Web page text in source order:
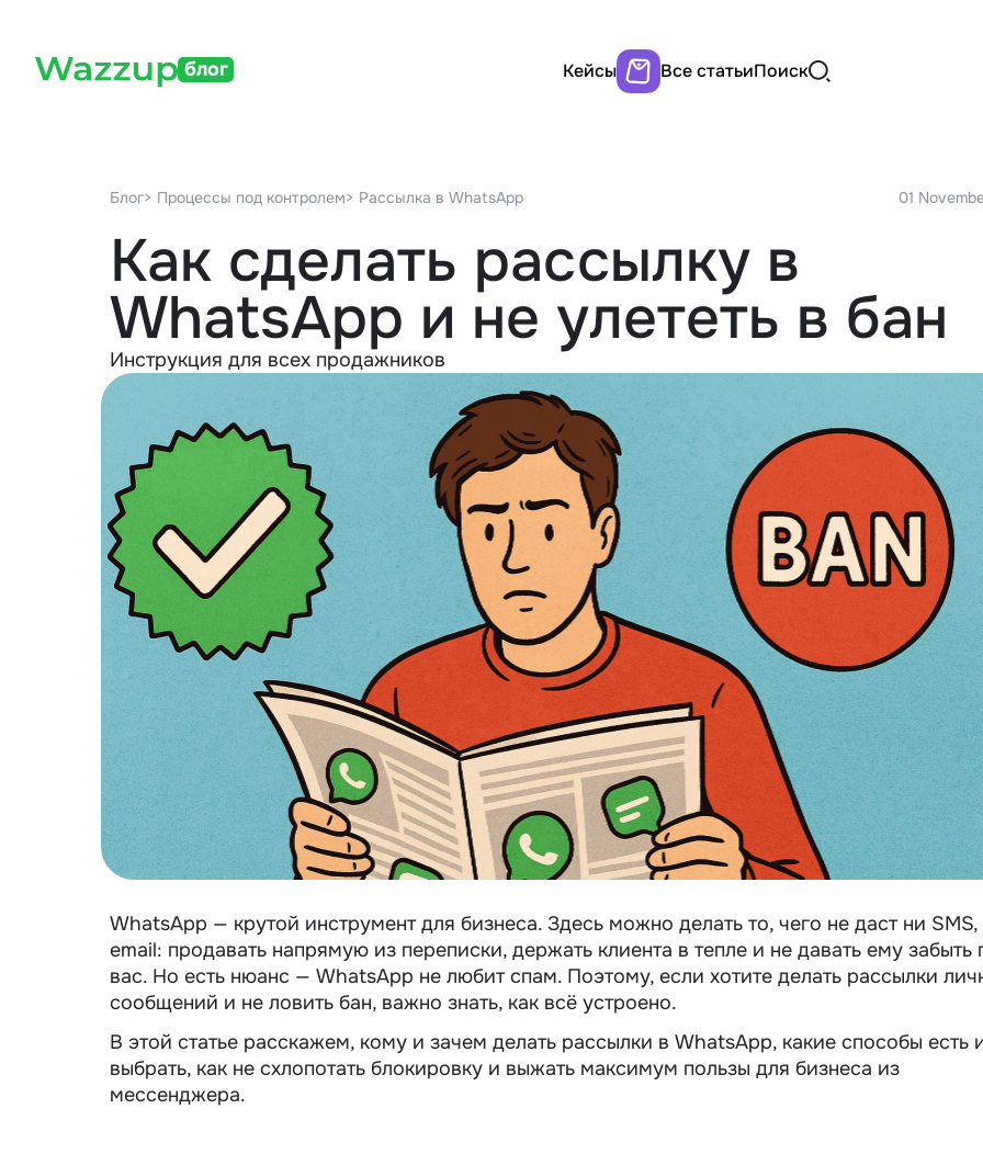
блог Кейсы Все статьиПоиск
Блог> Процессы под контролем> Рассылка в WhatsApp 01
Как сделать рассылку в
WhatsApp и не улететь в бан
Инструкция для всех продажников
WhatsApp — крутой инструмент для бизнеса. Здесь можно делать то, чего не даст ни SMS,
email: продавать напрямую из переписки, держать клиента в тепле и не давать ему забыть
вас. Но есть нюанс — WhatsApp не любитспам. Поэтому, если хотите делать рассылки
сообщений и не ловить бан, важно знать, как всё устроено.
В этой статье расскажем, кому и зачем делать рассылки в WhatsApp, какие способы есть
выбрать, как не схлопотать блокировку и выжать максимум пользы для бизнеса из
мессенджера.